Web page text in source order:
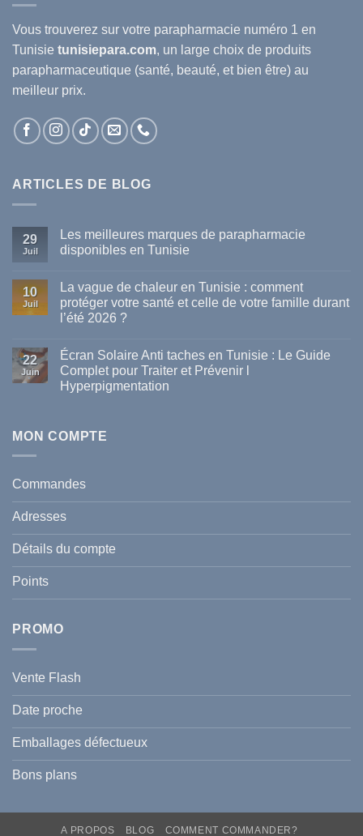
Vous trouverez sur votre parapharmacie numéro 1 en
Tunisie tunisiepara.com, un large choix de produits
parapharmaceutique (santé, beauté, et bien être) au
meilleur prix.
ARTICLES DE BLOG
29
Juil
Les meilleures marques de parapharmacie
disponibles en Tunisie
sur
meilleures
marques
disponibles
en
Tunisie
10
Juil
La vague de chaleur en Tunisie : comment
protéger votre santé et celle de votre famille durant
l’été 2026 ?
sur
La
vague
de
comment
et
celle
de
votre
famille
durant
l’été
2026
?
22
Juin
Écran Solaire Anti taches en Tunisie : Le Guide
Complet pour Traiter et Prévenir l
Hyperpigmentation
Écran
Solaire
Tunisie
Guide
Traiter
Prévenir
MON COMPTE
Commandes
Adresses
Détails du compte
Points
PROMO
Vente Flash
Date proche
Emballages défectueux
Bons plans
A PROPOS BLOG
COMMENT COMMANDER?